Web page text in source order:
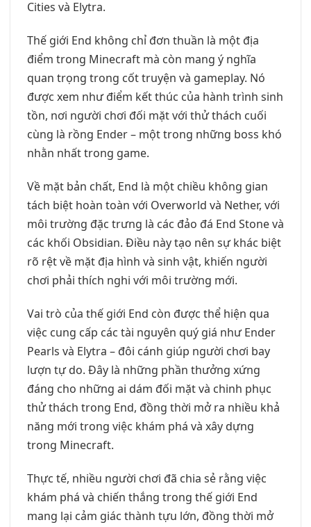
Cities và Elytra.
Thế giới End không chỉ đơn thuần là một địa
điểm trong Minecraft mà còn mang ý nghĩa
quan trọng trong cốt truyện và gameplay. Nó
được xem như điểm kết thúc của hành trình sinh
tồn, nơi người chơi đối mặt với thử thách cuối
cùng là rồng Ender – một trong những boss khó
nhằn nhất trong game.
Về mặt bản chất, End là một chiều không gian
tách biệt hoàn toàn với Overworld và Nether, với
môi trường đặc trưng là các đảo đá End Stone và
các khối Obsidian. Điều này tạo nên sự khác biệt
rõ rệt về mặt địa hình và sinh vật, khiến người
chơi phải thích nghi với môi trường mới.
Vai trò của thế giới End còn được thể hiện qua
việc cung cấp các tài nguyên quý giá như Ender
Pearls và Elytra – đôi cánh giúp người chơi bay
lượn tự do. Đây là những phần thưởng xứng
đáng cho những ai dám đối mặt và chinh phục
thử thách trong End, đồng thời mở ra nhiều khả
năng mới trong việc khám phá và xây dựng
trong Minecraft.
Thực tế, nhiều người chơi đã chia sẻ rằng việc
khám phá và chiến thắng trong thế giới End
mang lại cảm giác thành tựu lớn, đồng thời mở